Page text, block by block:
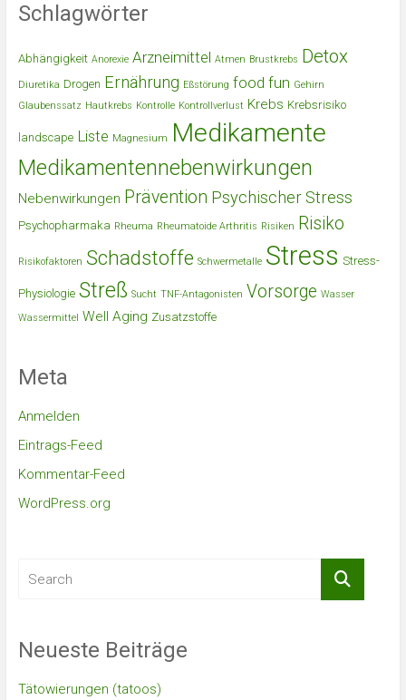
Schlagwörter
Abhängigkeit Anorexie Arzneimittel Atmen Brustkrebs Detox
Diuretika Drogen Ernährung Eßstörung food fun Gehirn
Glaubenssatz Hautkrebs Kontrolle Kontrollverlust Krebs Krebsrisiko
landscape Liste Magnesium Medikamente
Medikamentennebenwirkungen
Nebenwirkungen Prävention Psychischer Stress
Psychopharmaka Rheuma Rheumatoide Arthritis Risiken Risiko
Risikofaktoren Schadstoffe Schwermetalle Stress Stress-
Physiologie Streß Sucht TNF-Antagonisten Vorsorge Wasser
Wassermittel Well Aging Zusatzstoffe
Meta
Anmelden
Eintrags-Feed
Kommentar-Feed
WordPress.org
Neueste Beiträge
Tätowierungen (tatoos)